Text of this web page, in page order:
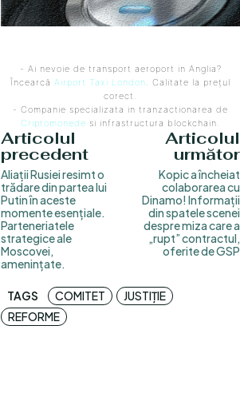
- Ai nevoie de transport aeroport in Anglia?
Încearcă Airport Taxi London. Calitate la prețul
corect.
- Companie specializata in tranzactionarea de
Criptomonede si infrastructura blockchain.
Articolul
precedent
Aliații Rusiei resimt o
trădare din partea lui
Putin în aceste
momente esențiale.
Parteneriatele
strategice ale
Moscovei,
amenințate.
Articolul
următor
Kopic a încheiat
colaborarea cu
Dinamo! Informații
din spatele scenei
despre miza care a
„rupt” contractul,
oferite de GSP
TAGS COMITET
JUSTIȚIE
REFORME